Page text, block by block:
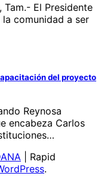
El Presidente
comunidad a ser
del proyecto
Reynosa
encabeza Carlos
| Rapid
.